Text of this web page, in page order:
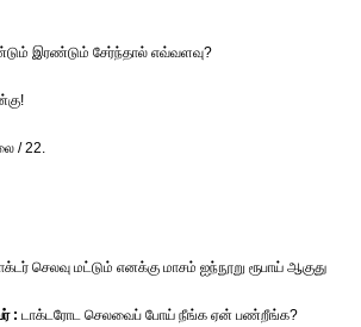
இரண்டும் சேர்ந்தால் எவ்வளவு?
/ 22.
செலவு மட்டும் எனக்கு மாசம் ஐந்நூறு ரூபாய் ஆகுது
: டாக்டரோட செலவைப் போய் நீங்க ஏன் பண்றீங்க?